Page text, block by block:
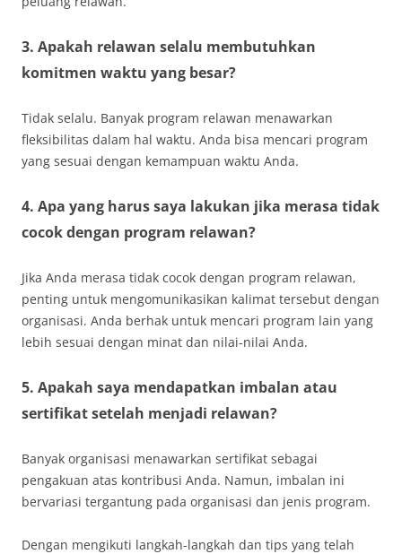
3. Apakah relawan selalu membutuhkan
komitmen waktu yang besar?
Tidak selalu. Banyak program relawan menawarkan
fleksibilitas dalam hal waktu. Anda bisa mencari program
yang sesuai dengan kemampuan waktu Anda.
4. Apa yang harus saya lakukan jika merasa tidak
cocok dengan program relawan?
Jika Anda merasa tidak cocok dengan program relawan,
penting untuk mengomunikasikan kalimat tersebut dengan
organisasi. Anda berhak untuk mencari program lain yang
lebih sesuai dengan minat dan nilai-nilai Anda.
5. Apakah saya mendapatkan imbalan atau
sertifikat setelah menjadi relawan?
Banyak organisasi menawarkan sertifikat sebagai
pengakuan atas kontribusi Anda. Namun, imbalan ini
bervariasi tergantung pada organisasi dan jenis program.
Dengan mengikuti langkah-langkah dan tips yang telah